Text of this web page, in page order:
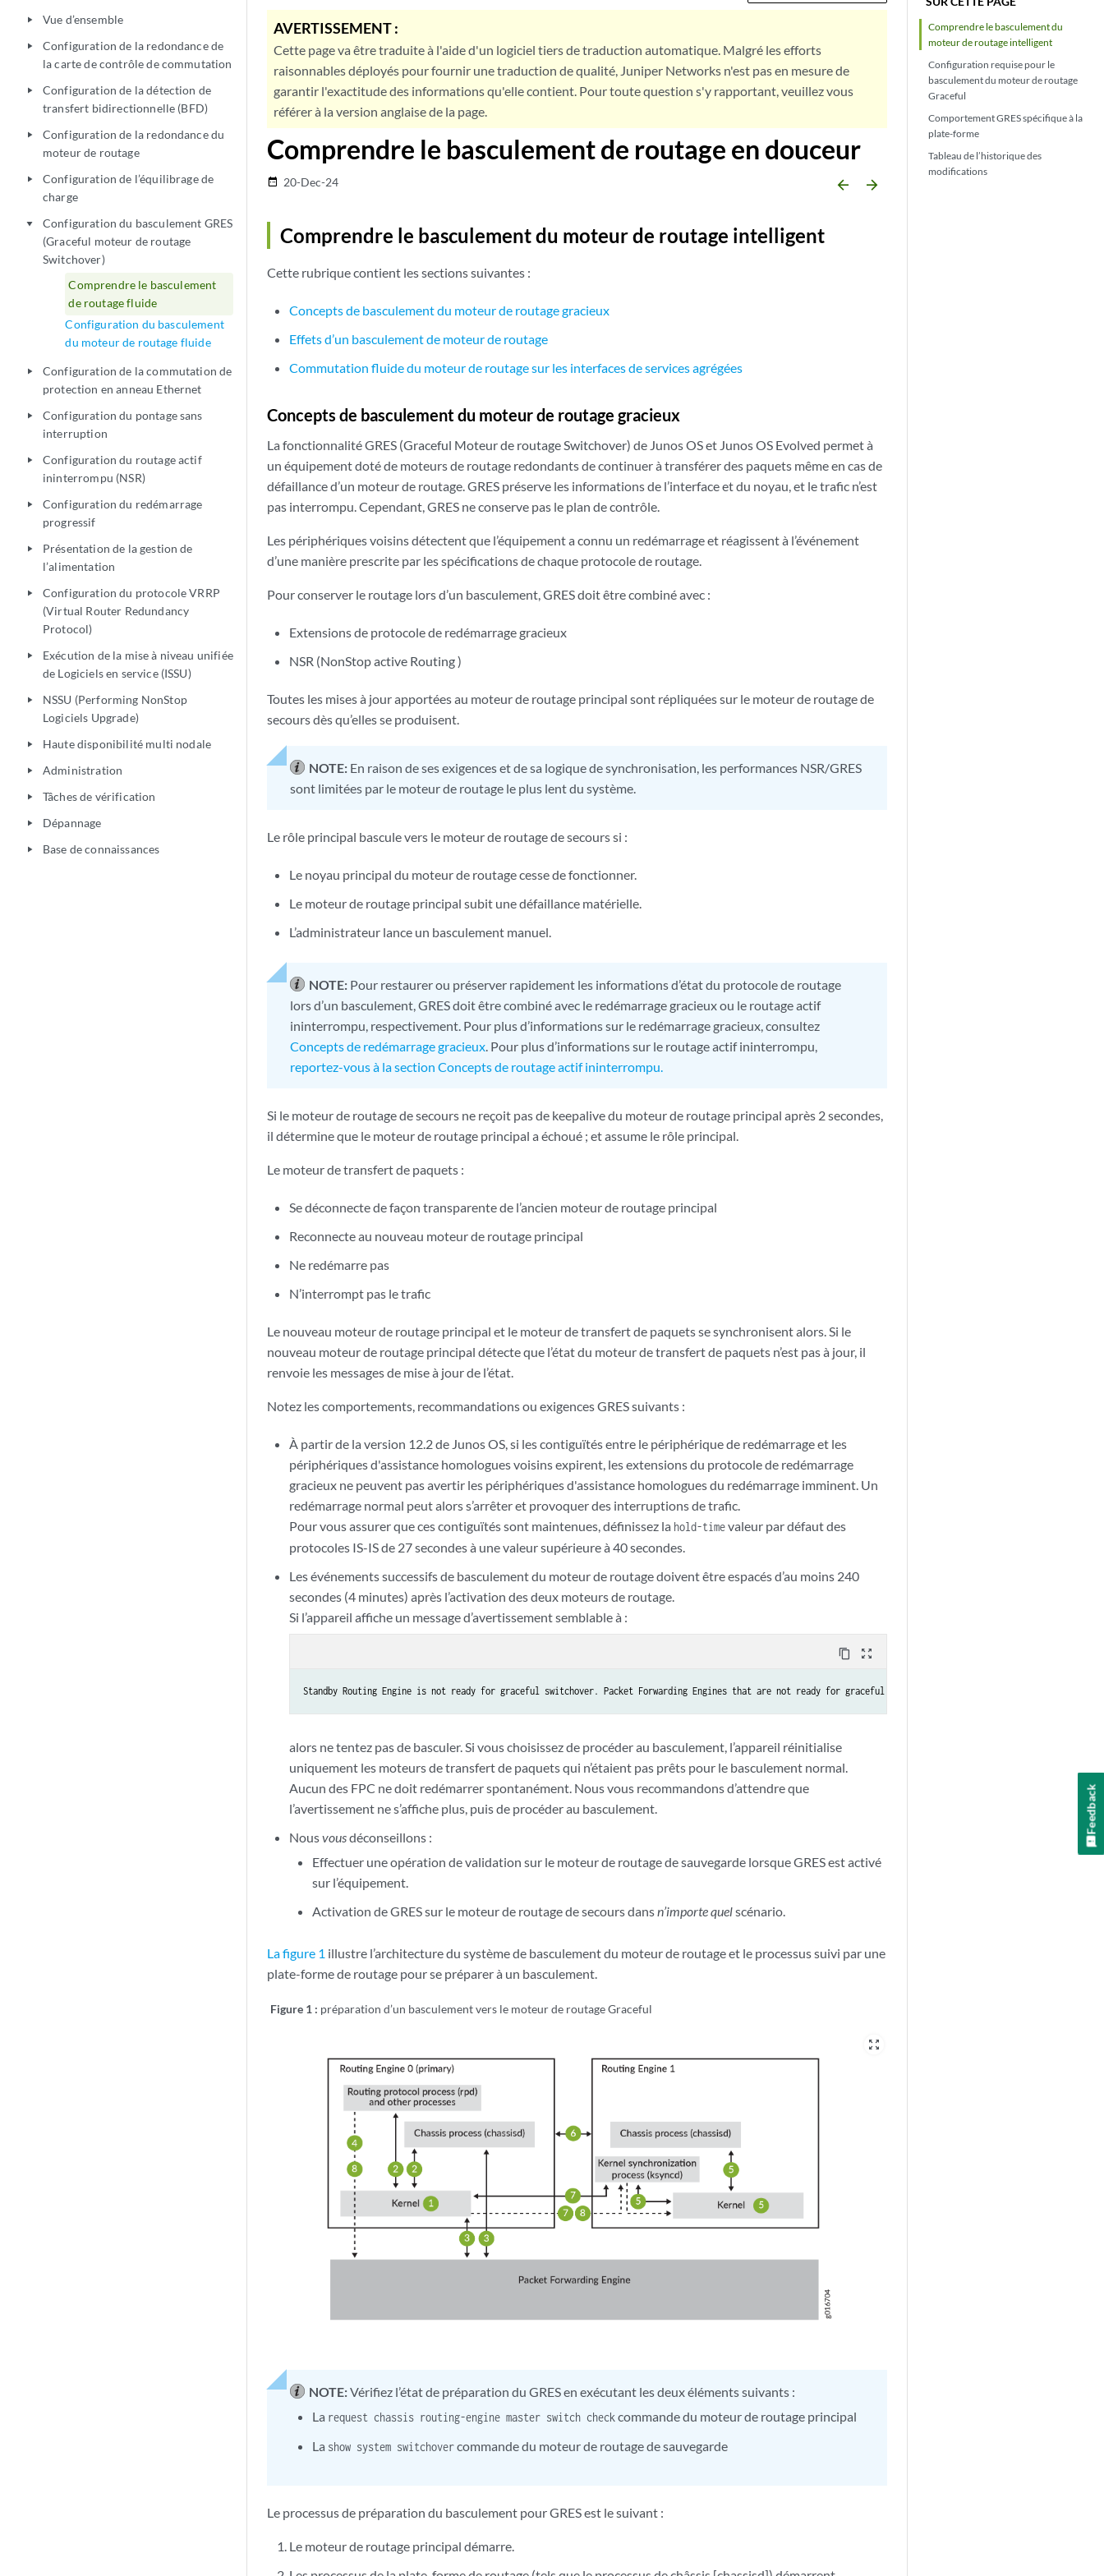
play_arrow Vue d’ensemble
play_arrow
Configuration de la redondance de
la carte de contrôle de commutation
play_arrow
Configuration de la détection de
transfert bidirectionnelle (BFD)
play_arrow
Configuration de la redondance du
moteur de routage
play_arrow
Configuration de l’équilibrage de
charge
play_arrow
Configuration du basculement GRES
(Graceful moteur de routage
Switchover)
Comprendre le basculement
de routage fluide
Configuration du basculement
du moteur de routage fluide
play_arrow
Configuration de la commutation de
protection en anneau Ethernet
play_arrow
Configuration du pontage sans
interruption
play_arrow
Configuration du routage actif
ininterrompu (NSR)
play_arrow
Configuration du redémarrage
progressif
play_arrow
Présentation de la gestion de
l’alimentation
play_arrow
Configuration du protocole VRRP
(Virtual Router Redundancy
Protocol)
play_arrow
Exécution de la mise à niveau unifiée
de Logiciels en service (ISSU)
play_arrow
NSSU (Performing NonStop
Logiciels Upgrade)
play_arrow Haute disponibilité multi nodale
play_arrow Administration
play_arrow Tâches de vérification
play_arrow Dépannage
play_arrow Base de connaissances
Comprendre le basculement du
moteur de routage intelligent
Configuration requise pour le
basculement du moteur de routage
Graceful
Comportement GRES spécifique à la
plate-forme
Tableau de l’historique des
modifications
AVERTISSEMENT :
Cette page va être traduite à l'aide d'un logiciel tiers de traduction automatique. Malgré les efforts
raisonnables déployés pour fournir une traduction de qualité, Juniper Networks n'est pas en mesure de
garantir l'exactitude des informations qu'elle contient. Pour toute question s'y rapportant, veuillez vous
référer à la version anglaise de la page.
Comprendre le basculement de routage en douceur
date_range 20-Dec-24 arrow_backward arrow_forward
Comprendre le basculement du moteur de routage intelligent
Cette rubrique contient les sections suivantes :
Concepts de basculement du moteur de routage gracieux
Effets d’un basculement de moteur de routage
Commutation fluide du moteur de routage sur les interfaces de services agrégées
Concepts de basculement du moteur de routage gracieux
La fonctionnalité GRES (Graceful Moteur de routage Switchover) de Junos OS et Junos OS Evolved permet à
un équipement doté de moteurs de routage redondants de continuer à transférer des paquets même en cas de
défaillance d’un moteur de routage. GRES préserve les informations de l’interface et du noyau, et le trafic n’est
pas interrompu. Cependant, GRES ne conserve pas le plan de contrôle.
Les périphériques voisins détectent que l’équipement a connu un redémarrage et réagissent à l’événement
d’une manière prescrite par les spécifications de chaque protocole de routage.
Pour conserver le routage lors d’un basculement, GRES doit être combiné avec :
Extensions de protocole de redémarrage gracieux
NSR (NonStop active Routing)
Toutes les mises à jour apportées au moteur de routage principal sont répliquées sur le moteur de routage de
secours dès qu’elles se produisent.
NOTE: En raison de ses exigences et de sa logique de synchronisation, les performances NSR/GRES
sont limitées par le moteur de routage le plus lent du système.
Le rôle principal bascule vers le moteur de routage de secours si :
Le noyau principal du moteur de routage cesse de fonctionner.
Le moteur de routage principal subit une défaillance matérielle.
L’administrateur lance un basculement manuel.
NOTE: Pour restaurer ou préserver rapidement les informations d’état du protocole de routage
lors d’un basculement, GRES doit être combiné avec le redémarrage gracieux ou le routage actif
ininterrompu, respectivement. Pour plus d’informations sur le redémarrage gracieux, consultez
Concepts de redémarrage gracieux. Pour plus d’informations sur le routage actif ininterrompu,
reportez-vous à la section Concepts de routage actif ininterrompu.
Si le moteur de routage de secours ne reçoit pas de keepalive du moteur de routage principal après 2 secondes,
il détermine que le moteur de routage principal a échoué ; et assume le rôle principal.
Le moteur de transfert de paquets :
Se déconnecte de façon transparente de l’ancien moteur de routage principal
Reconnecte au nouveau moteur de routage principal
Ne redémarre pas
N’interrompt pas le trafic
Le nouveau moteur de routage principal et le moteur de transfert de paquets se synchronisent alors. Si le
nouveau moteur de routage principal détecte que l’état du moteur de transfert de paquets n’est pas à jour, il
renvoie les messages de mise à jour de l’état.
Notez les comportements, recommandations ou exigences GRES suivants :
À partir de la version 12.2 de Junos OS, si les contiguïtés entre le périphérique de redémarrage et les
périphériques d'assistance homologues voisins expirent, les extensions du protocole de redémarrage
gracieux ne peuvent pas avertir les périphériques d'assistance homologues du redémarrage imminent. Un
redémarrage normal peut alors s’arrêter et provoquer des interruptions de trafic.
Pour vous assurer que ces contiguïtés sont maintenues, définissez la hold-timevaleur par défaut des
protocoles IS-IS de 27 secondes à une valeur supérieure à 40 secondes.
Les événements successifs de basculement du moteur de routage doivent être espacés d’au moins 240
secondes (4 minutes) après l’activation des deux moteurs de routage.
Si l’appareil affiche un message d’avertissement semblable à :
content_copy zoom_out_map
Standby Routing Engine is not ready for graceful switchover. Packet Forwarding Engines that are not ready for graceful switchover might be reset
alors ne tentez pas de basculer. Si vous choisissez de procéder au basculement, l’appareil réinitialise
uniquement les moteurs de transfert de paquets qui n’étaient pas prêts pour le basculement normal.
Aucun des FPC ne doit redémarrer spontanément. Nous vous recommandons d’attendre que
l’avertissement ne s’affiche plus, puis de procéder au basculement.
Nousvousdéconseillons :
Effectuer une opération de validation sur le moteur de routage de sauvegarde lorsque GRES est activé
sur l’équipement.
Activation de GRES sur le moteur de routage de secours dansn’importe quelscénario.
La figure 1 illustre l’architecture du système de basculement du moteur de routage et le processus suivi par une
plate-forme de routage pour se préparer à un basculement.
Figure 1 : préparation d’un basculement vers le moteur de routage Graceful
zoom_out_map
NOTE:Vérifiez l’état de préparation du GRES en exécutant les deux éléments suivants :
La request chassis routing-engine master switch check commande du moteur de routage principal
La show system switchovercommande du moteur de routage de sauvegarde
Le processus de préparation du basculement pour GRES est le suivant :
Le moteur de routage principal démarre.
Feedback